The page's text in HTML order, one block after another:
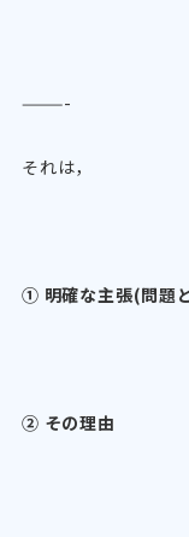
———-
それは，
① 明確な主張(問題
② その理由